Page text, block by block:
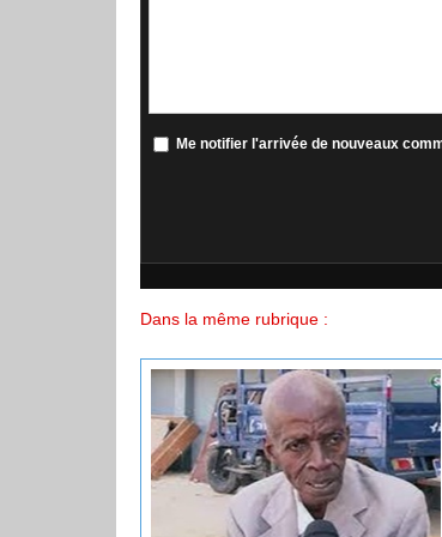
Me notifier l'arrivée de nouveaux
Dans la même rubrique :